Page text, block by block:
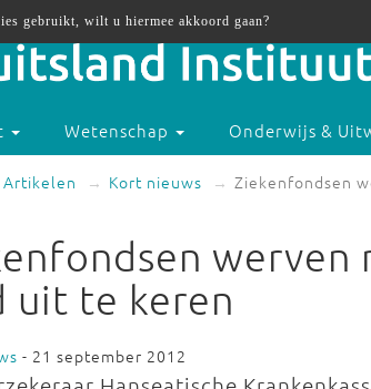
Wetenschap Onderwijs &
Artikelen Kort nieuws Ziekenfondsen
werven
uit te keren
- 21 september 2012
gebruikt, wilt u hiermee akkoord gaan?